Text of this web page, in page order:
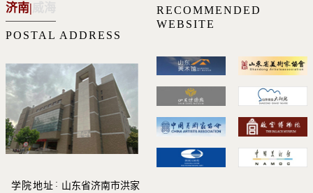
济南|
POSTAL ADDRESS
学院地址 山东省济南市洪家
RECOMMENDED
WEBSITE